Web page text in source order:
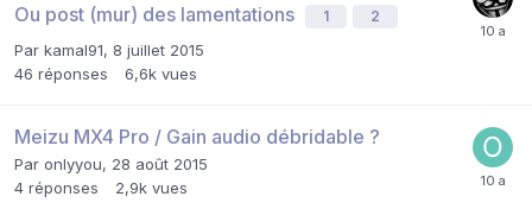
Ou post (mur) des lamentations
1 2
Par kamal91, 8 juillet 2015
46 réponses 6,6k vues
Meizu MX4 Pro / Gain audio débridable ?
Par onlyyou, 28 août 2015
4 réponses 2,9k vues